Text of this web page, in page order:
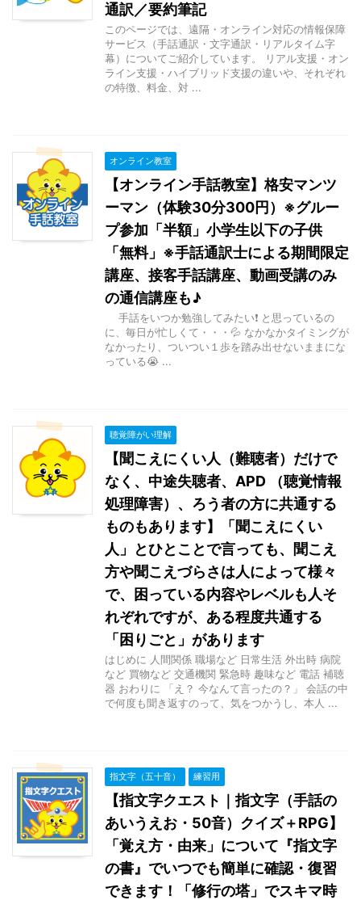
通訳／要約筆記
このページでは、遠隔・オンライン対応の情報保障
サービス（手話通訳・文字通訳・リアルタイム字
幕）についてご紹介しています。 リアル支援・オン
ライン支援・ハイブリッド支援の違いや、それぞれ
の特徴、料金、対 ...
オンライン教室
【オンライン手話教室】格安マンツ
ーマン（体験30分300円）※グルー
プ参加「半額」小学生以下の子供
「無料」※手話通訳士による期間限定
講座、接客手話講座、動画受講のみ
の通信講座も♪
手話をいつか勉強してみたい❗ と思っているの
に、毎日が忙しくて・・・💦 なかなかタイミングが
なかったり、ついつい１歩を踏み出せないままにな
っている😭 ...
聴覚障がい理解
【聞こえにくい人（難聴者）だけで
なく、中途失聴者、APD （聴覚情報
処理障害）、ろう者の方に共通する
ものもあります】「聞こえにくい
人」とひとことで言っても、聞こえ
方や聞こえづらさは人によって様々
で、困っている内容やレベルも人そ
れぞれですが、ある程度共通する
「困りごと」があります
はじめに 人間関係 職場など 日常生活 外出時 病院
など 買物など 交通機関 緊急時 趣味など 電話 補聴
器 おわりに 「え？ 今なんて言ったの？」 会話の中
で何度も聞き返すのって、気をつかうし、本人 ...
指文字（五十音） 練習用
【指文字クエスト｜指文字（手話の
あいうえお・50音）クイズ＋RPG】
「覚え方・由来」について『指文字
の書』でいつでも簡単に確認・復習
できます！「修行の塔」でスキマ時